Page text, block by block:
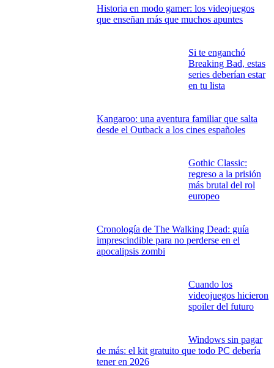
Historia en modo gamer: los videojuegos
que enseñan más que muchos apuntes
Si te enganchó
Breaking Bad, estas
series deberían estar
en tu lista
Kangaroo: una aventura familiar que salta
desde el Outback a los cines españoles
Gothic Classic:
regreso a la prisión
más brutal del rol
europeo
Cronología de The Walking Dead: guía
imprescindible para no perderse en el
apocalipsis zombi
Cuando los
videojuegos hicieron
spoiler del futuro
Windows sin pagar
de más: el kit gratuito que todo PC debería
tener en 2026